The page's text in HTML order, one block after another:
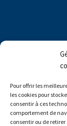
Pour offrir les
les cookies pour
consentir à ces
comportement de
consentir ou de